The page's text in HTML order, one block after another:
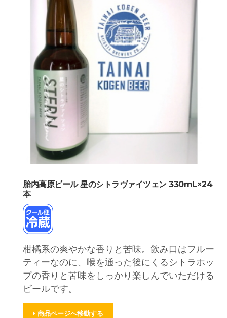
胎内高原ビール 星のシトラヴァイツェン 330mL×24
本
柑橘系の爽やかな香りと苦味。飲み口はフルー
ティーなのに、喉を通った後にくるシトラホッ
プの香りと苦味をしっかり楽しんでいただける
ビールです。
商品ページへ移動する